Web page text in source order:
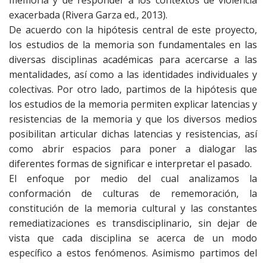
exacerbada (Rivera Garza ed., 2013).
De acuerdo con la hipótesis central de este proyecto,
los estudios de la memoria son fundamentales en las
diversas disciplinas académicas para acercarse a las
mentalidades, así como a las identidades individuales y
colectivas. Por otro lado, partimos de la hipótesis que
los estudios de la memoria permiten explicar latencias y
resistencias de la memoria y que los diversos medios
posibilitan articular dichas latencias y resistencias, así
como abrir espacios para poner a dialogar las
diferentes formas de significar e interpretar el pasado.
El enfoque por medio del cual analizamos la
conformación de culturas de rememoración, la
constitución de la memoria cultural y las constantes
remediatizaciones es transdisciplinario, sin dejar de
vista que cada disciplina se acerca de un modo
específico a estos fenómenos. Asimismo partimos del